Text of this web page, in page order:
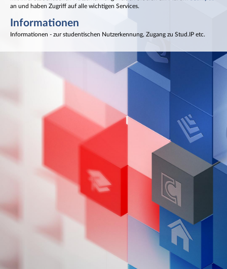
an und haben Zugriff auf alle wichtigen Services.
Informationen
Informationen - zur studentischen Nutzerkennung, Zugang zu Stud.IP etc.